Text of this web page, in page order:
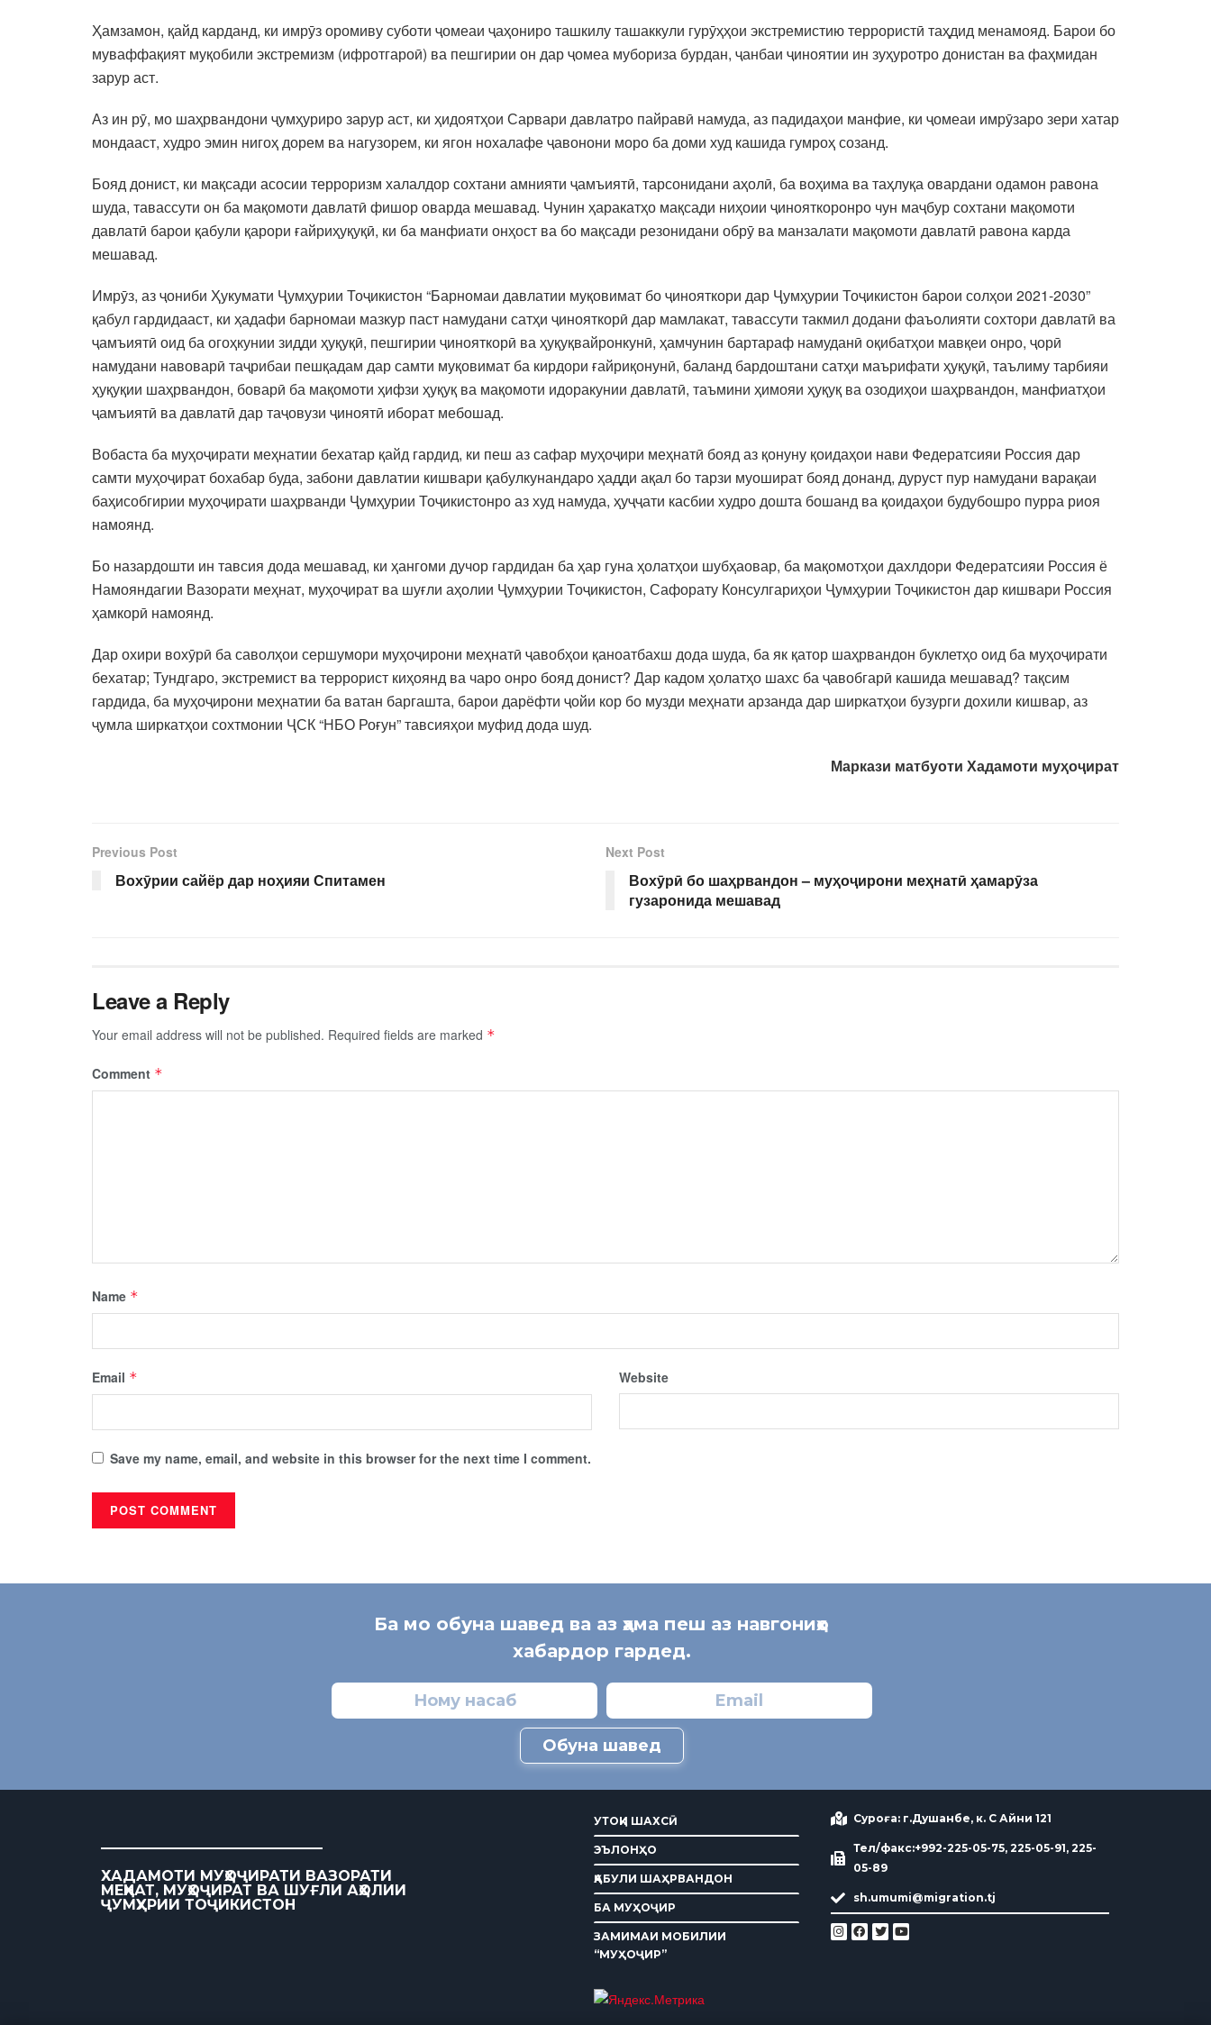
Ҳамзамон, қайд карданд, ки имрӯз оромиву суботи ҷомеаи ҷаҳониро ташкилу ташаккули гурӯҳҳои экстремистию террористӣ таҳдид менамояд. Барои бо
муваффақият муқобили экстремизм (ифротгароӣ) ва пешгирии он дар ҷомеа мубориза бурдан, ҷанбаи ҷиноятии ин зуҳуротро донистан ва фаҳмидан
зарур аст.
Аз ин рӯ, мо шаҳрвандони ҷумҳуриро зарур аст, ки ҳидоятҳои Сарвари давлатро пайравӣ намуда, аз падидаҳои манфие, ки ҷомеаи имрӯзаро зери хатар
мондааст, худро эмин нигоҳ дорем ва нагузорем, ки ягон нохалафе ҷавонони моро ба доми худ кашида гумроҳ созанд.
Бояд донист, ки мақсади асосии терроризм халалдор сохтани амнияти ҷамъиятӣ, тарсонидани аҳолӣ, ба воҳима ва таҳлуқа овардани одамон равона
шуда, тавассути он ба мақомоти давлатӣ фишор оварда мешавад. Чунин ҳаракатҳо мақсади ниҳоии ҷинояткоронро чун маҷбур сохтани мақомоти
давлатӣ барои қабули қарори ғайриҳуқуқӣ, ки ба манфиати онҳост ва бо мақсади резонидани обрӯ ва манзалати мақомоти давлатӣ равона карда
мешавад.
Имрӯз, аз ҷониби Ҳукумати Ҷумҳурии Тоҷикистон “Барномаи давлатии муқовимат бо ҷинояткори дар Ҷумҳурии Тоҷикистон барои солҳои 2021-2030”
қабул гардидааст, ки ҳадафи барномаи мазкур паст намудани сатҳи ҷинояткорӣ дар мамлакат, тавассути такмил додани фаъолияти сохтори давлатӣ ва
ҷамъиятӣ оид ба огоҳкунии зидди ҳуқуқӣ, пешгирии ҷинояткорӣ ва ҳуқуқвайронкунӣ, ҳамчунин бартараф намуданӣ оқибатҳои мавқеи онро, ҷорӣ
намудани навоварӣ таҷрибаи пешқадам дар самти муқовимат ба кирдори ғайриқонунӣ, баланд бардоштани сатҳи маърифати ҳуқуқӣ, таълиму тарбияи
ҳуқуқии шаҳрвандон, боварӣ ба мақомоти ҳифзи ҳуқуқ ва мақомоти идоракунии давлатӣ, таъмини ҳимояи ҳуқуқ ва озодиҳои шаҳрвандон, манфиатҳои
ҷамъиятӣ ва давлатӣ дар таҷовузи ҷиноятӣ иборат мебошад.
Вобаста ба муҳоҷирати меҳнатии бехатар қайд гардид, ки пеш аз сафар муҳоҷири меҳнатӣ бояд аз қонуну қоидаҳои нави Федератсияи Россия дар
самти муҳоҷират бохабар буда, забони давлатии кишвари қабулкунандаро ҳадди ақал бо тарзи муошират бояд донанд, дуруст пур намудани варақаи
баҳисобгирии муҳоҷирати шаҳрванди Ҷумҳурии Тоҷикистонро аз худ намуда, ҳуҷҷати касбии худро дошта бошанд ва қоидаҳои будубошро пурра риоя
намоянд.
Бо назардошти ин тавсия дода мешавад, ки ҳангоми дучор гардидан ба ҳар гуна ҳолатҳои шубҳаовар, ба мақомотҳои дахлдори Федератсияи Россия ё
Намояндагии Вазорати меҳнат, муҳоҷират ва шуғли аҳолии Ҷумҳурии Тоҷикистон, Сафорату Консулгариҳои Ҷумҳурии Тоҷикистон дар кишвари Россия
ҳамкорӣ намоянд.
Дар охири вохӯрӣ ба саволҳои сершумори муҳоҷирони меҳнатӣ ҷавобҳои қаноатбахш дода шуда, ба як қатор шаҳрвандон буклетҳо оид ба муҳоҷирати
бехатар; Тундгаро, экстремист ва террорист киҳоянд ва чаро онро бояд донист? Дар кадом ҳолатҳо шахс ба ҷавобгарӣ кашида мешавад? тақсим
гардида, ба муҳоҷирони меҳнатии ба ватан баргашта, барои дарёфти ҷойи кор бо музди меҳнати арзанда дар ширкатҳои бузурги дохили кишвар, аз
ҷумла ширкатҳои сохтмонии ҶСК “НБО Роғун” тавсияҳои муфид дода шуд.
Маркази матбуоти Хадамоти муҳоҷират
Previous Post
Вохӯрии сайёр дар ноҳияи Спитамен
Next Post
Вохӯрӣ бо шаҳрвандон – муҳоҷирони меҳнатӣ ҳамарӯза
гузаронида мешавад
Leave a Reply
Your email address will not be published. Required fields are marked *
Comment *
Name *
Email * Website
Save my name, email, and website in this browser for the next time I comment.
Ба мо обуна шавед ва аз ҳама пеш аз навгониҳо
хабардор гардед.
Обуна шавед
ХАДАМОТИ МУҲОҶИРАТИ ВАЗОРАТИ
МЕҲНАТ, МУҲОҶИРАТ ВА ШУҒЛИ АҲОЛИИ
ҶУМҲУРИИ ТОҶИКИСТОН
УТОҚИ ШАХСӢ
ЭЪЛОНҲО
ҚАБУЛИ ШАҲРВАНДОН
БА МУҲОҶИР
ЗАМИМАИ МОБИЛИИ
“МУҲОҶИР”
Суроға: г.Душанбе, к. С Айни 121
Тел/факс:+992-225-05-75, 225-05-91, 225-
05-89
sh.umumi@migration.tj